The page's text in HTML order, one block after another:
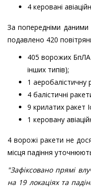
4 керовані
За попередніми
подавлено 420
405 ворожих БпЛА
інших типів);
1
4 балістичні
9 крилатих ракет
1 керовану
4 ворожі ракети не
місця падіння
"Зафіксовано прямі
на 19 локаціях та